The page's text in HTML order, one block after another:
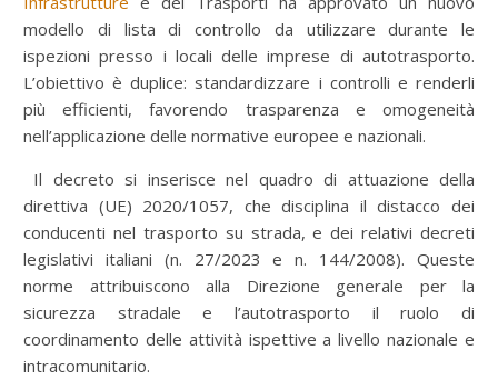
modello di lista di controllo da utilizzare durante le
ispezioni presso i locali delle imprese di autotrasporto.
L’obiettivo è duplice: standardizzare i controlli e renderli
più efficienti, favorendo trasparenza e omogeneità
nell’applicazione delle normative europee e nazionali.
Il decreto si inserisce nel quadro di attuazione della
direttiva (UE) 2020/1057, che disciplina il distacco dei
conducenti nel trasporto su strada, e dei relativi decreti
legislativi italiani (n. 27/2023 e n. 144/2008). Queste
norme attribuiscono alla Direzione generale per la
sicurezza stradale e l’autotrasporto il ruolo di
coordinamento delle attività ispettive a livello nazionale e
intracomunitario.